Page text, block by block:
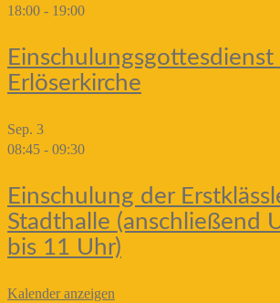
18:00 - 19:00
Erlöserkirche
Sep. 3
08:45 - 09:30
Einschulung der
Stadthalle (anschließend
bis 11 Uhr)
Kalender anzeigen